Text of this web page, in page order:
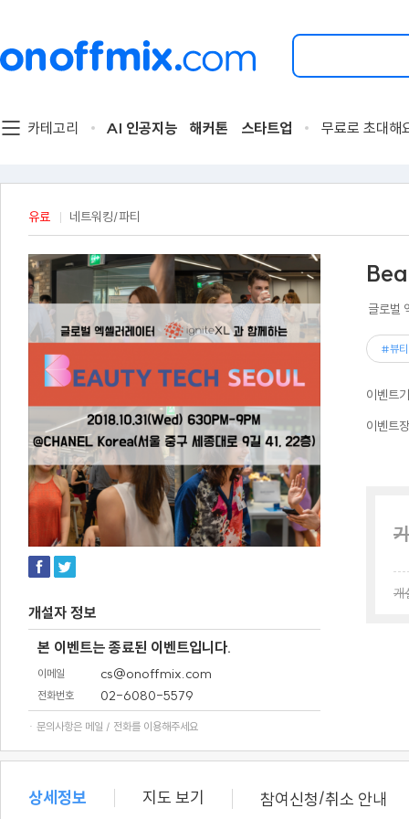
검
할
해
요.
카테고리 AI 인공지능 해커톤 스타트업 무료로 초대해
유료 네트워킹/파티
개설자 정보
본 이벤트는 종료된 이벤트입니다.
이메일 cs@onoffmix.com
전화번호 02-6080-5579
· 문의사항은 메일 / 전화를 이용해주세요
글로벌
#뷰
이벤트
이벤트
개
상세정보 지도 보기 참여신청/취소 안내